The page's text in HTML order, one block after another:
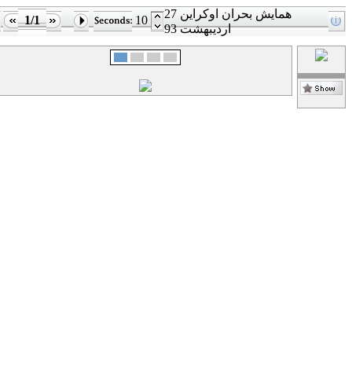
1/1 10
همایش بحران اوکراین 27
اردیبهشت 93